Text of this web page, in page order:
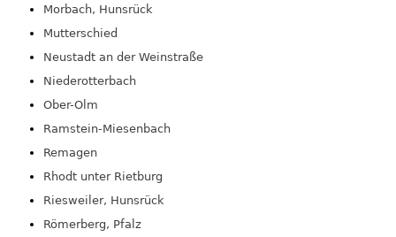
Morbach, Hunsrück
Mutterschied
Neustadt an der Weinstraße
Niederotterbach
Ober-Olm
Ramstein-Miesenbach
Remagen
Rhodt unter Rietburg
Riesweiler, Hunsrück
Römerberg, Pfalz